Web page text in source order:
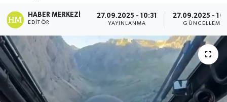
HABER MERKEZI
EDITÖR
27.09.2025 - 10:31
YAYINLANMA
27.09.2025 -
GÜNCELLEME
TRABZONSPOR
Yaşam